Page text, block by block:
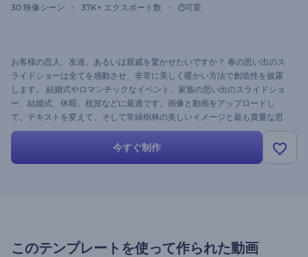
30 映像シーン 37K+ エクスポート数 可変
お客様の恋人、友達、あるいは親戚を驚かせたいですか？ 春の思い出のス
ライドショーは全てを感動させ、非常に美しく暖かい方法で創造性を披露
します。 結婚式やロマンチックなイベント、家族の思い出のスライドショ
ー、結婚式、休暇、祝賀などに最適です。画像と動画をアップロードし
て、テキストを変えて、そして常緑樹林の美しいイメージと最も貴重な思
い出を結び付ける準備ができています。今すぐお試しを！
今すぐ制作
このテンプレートを使って作られた動画